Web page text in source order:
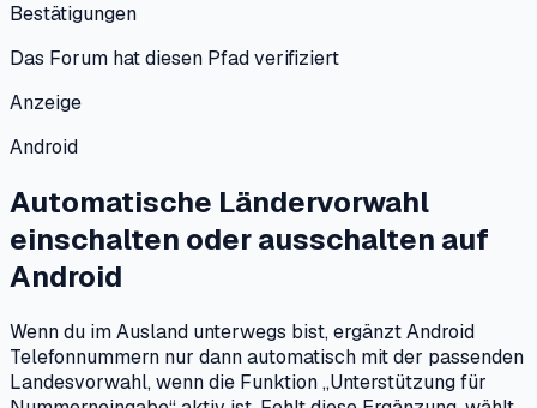
Bestätigungen
Das Forum hat diesen Pfad verifiziert
Anzeige
Android
Automatische Ländervorwahl
einschalten oder ausschalten auf
Android
Wenn du im Ausland unterwegs bist, ergänzt Android
Telefonnummern nur dann automatisch mit der passenden
Landesvorwahl, wenn die Funktion „Unterstützung für